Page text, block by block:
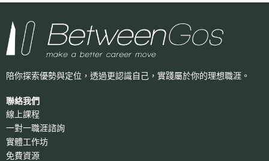
陪你探索優勢與定位，透過更認識自己， 實踐屬於你的理想職涯。
聯絡我們
線上課程
一對一職涯諮詢
實體工作坊
免費資源